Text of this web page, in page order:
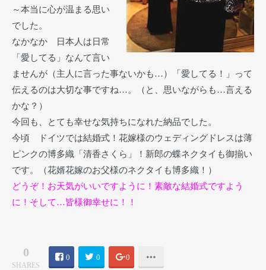
～本当に心が温まる思い
でした。
なかなか 日本人は日常
「愛してる」なんて言い
ませんが（主人に言った事ないかも…）「愛してる！」って
伝えるのは大切な事ですね…。（と、思いながらも…言える
かな？）
今回も、とても幸せな気持ちになれた納品でした。
今頃 ドイツでは結婚式！花嫁様のウェディングドレスは薄
ピンクの博多織「清香さくら」！新郎の蝶ネクタイも御揃い
です。（花婿花嫁のお父様のネクタイも博多織！）
どうぞ！お天気がいいですように！素敵な結婚式ですよう
に！そして…皆様御幸せに！！
0
SHARES
0 0 0